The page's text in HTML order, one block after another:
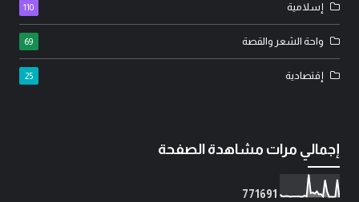
إسلامية 110
واحة الشعر والقصة 69
إقتصادية 25
إجمالي مرات مشاهدة الصفحة
771691